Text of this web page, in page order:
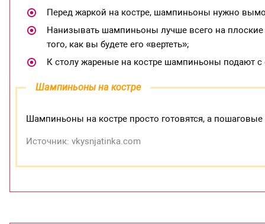
Перед жаркой на костре, шампиньоны нужно
Нанизывать шампиньоны лучше всего на плоские
того, как вы будете его «вертеть»;
К столу жареные на костре шампиньоны подают
Шампиньоны на костре
Шампиньоны на костре просто готовятся, а
Источник: vkysnjatinka.com